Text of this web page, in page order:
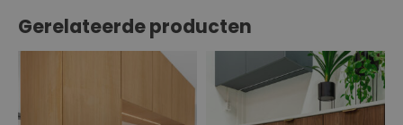
Gerelateerde producten